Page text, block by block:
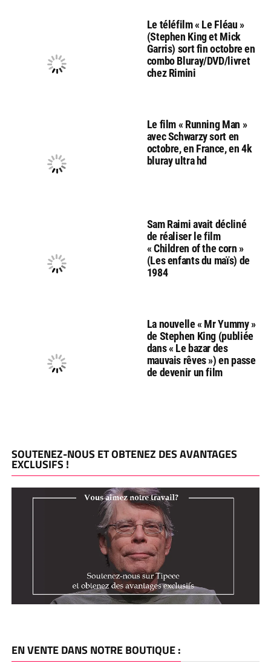
Le téléfilm « Le Fléau »
(Stephen King et Mick
Garris) sort fin octobre en
combo Bluray/DVD/livret
chez Rimini
Le film « Running Man »
avec Schwarzy sort en
octobre, en France, en 4k
bluray ultra hd
Sam Raimi avait décliné
de réaliser le film
« Children of the corn »
(Les enfants du maïs) de
1984
La nouvelle « Mr Yummy »
de Stephen King (publiée
dans « Le bazar des
mauvais rêves ») en passe
de devenir un film
SOUTENEZ-NOUS ET OBTENEZ DES AVANTAGES
EXCLUSIFS !
EN VENTE DANS NOTRE BOUTIQUE :